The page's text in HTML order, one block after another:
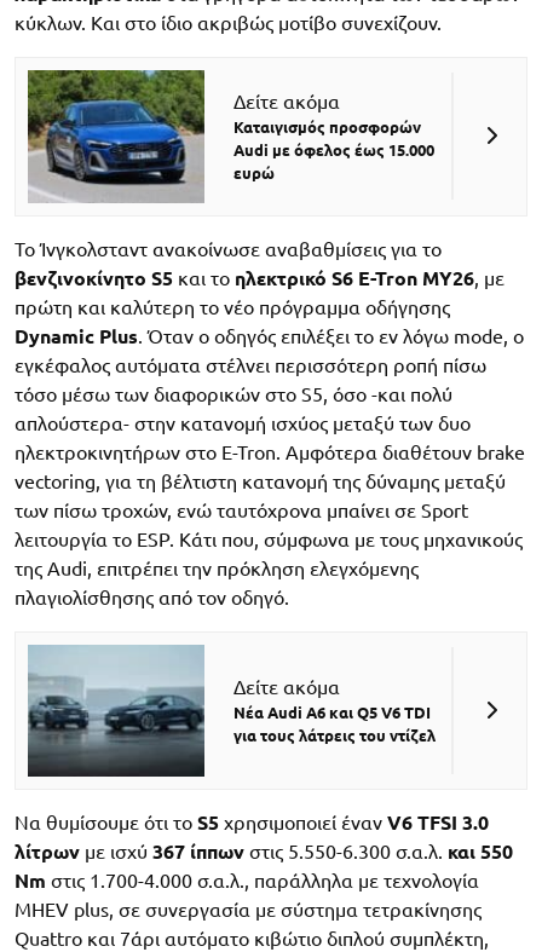
κύκλων. Και στο ίδιο ακριβώς μοτίβο συνεχίζουν.
Δείτε ακόμα
Καταιγισμός προσφορών
Audi με όφελος έως 15.000
ευρώ
Το Ίνγκολσταντ ανακοίνωσε αναβαθμίσεις για το
βενζινοκίνητο S5 και το ηλεκτρικό S6 E-Tron MY26 , με
πρώτη και καλύτερη το νέο πρόγραμμα οδήγησης
Dynamic Plus . Όταν ο οδηγός επιλέξει το εν λόγω mode, ο
εγκέφαλος αυτόματα στέλνει περισσότερη ροπή πίσω
τόσο μέσω των διαφορικών στο S5, όσο -και πολύ
απλούστερα- στην κατανομή ισχύος μεταξύ των δυο
ηλεκτροκινητήρων στο E-Tron. Αμφότερα διαθέτουν brake
vectoring, για τη βέλτιστη κατανομή της δύναμης μεταξύ
των πίσω τροχών, ενώ ταυτόχρονα μπαίνει σε Sport
λειτουργία το ESP. Κάτι που, σύμφωνα με τους μηχανικούς
της Audi, επιτρέπει την πρόκληση ελεγχόμενης
πλαγιολίσθησης από τον οδηγό.
Δείτε ακόμα
Νέα Audi A6 και Q5 V6 TDI
για τους λάτρεις του ντίζελ
Να θυμίσουμε ότι το S5 χρησιμοποιεί έναν V6 TFSI 3.0
λίτρων με ισχύ 367 ίππων στις 5.550-6.300 σ.α.λ. και 550
Nm στις 1.700-4.000 σ.α.λ., παράλληλα με τεχνολογία
MHEV plus, σε συνεργασία με σύστημα τετρακίνησης
Quattro και 7άρι αυτόματο κιβώτιο διπλού συμπλέκτη,